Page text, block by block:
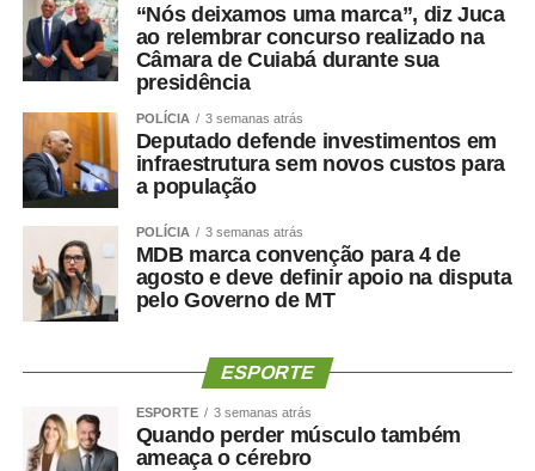
“Nós deixamos uma marca”, diz Juca
ao relembrar concurso realizado na
Câmara de Cuiabá durante sua
presidência
POLÍCIA 3 semanas atrás
Deputado defende investimentos em
infraestrutura sem novos custos para
a população
POLÍCIA 3 semanas atrás
MDB marca convenção para 4 de
agosto e deve definir apoio na disputa
pelo Governo de MT
ESPORTE
ESPORTE 3 semanas atrás
Quando perder músculo também
ameaça o cérebro